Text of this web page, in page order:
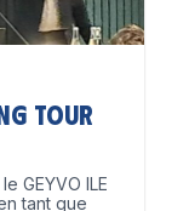
Tour
GEYVO ILE
tant que